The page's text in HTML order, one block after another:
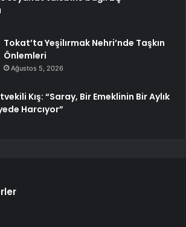
Tokat’ta Yeşilırmak Nehri’nde Taşkın
Önlemleri
Ağustos 5, 2026
Kış: “Saray, Bir Emeklinin Bir Aylık
Harcıyor”